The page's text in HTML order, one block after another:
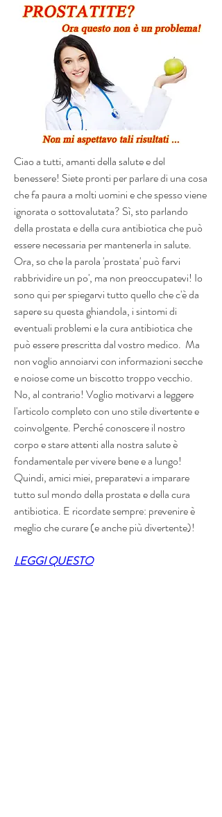
Ciao a tutti, amanti della salute e del
benessere! Siete pronti per parlare di una cosa
che fa paura a molti uomini e che spesso viene
ignorata o sottovalutata? Sì, sto parlando
della prostata e della cura antibiotica che può
essere necessaria per mantenerla in salute.
Ora, so che la parola 'prostata' può farvi
rabbrividire un po', ma non preoccupatevi! Io
sono qui per spiegarvi tutto quello che c'è da
sapere su questa ghiandola, i sintomi di
eventuali problemi e la cura antibiotica che
può essere prescritta dal vostro medico.  Ma
non voglio annoiarvi con informazioni secche
e noiose come un biscotto troppo vecchio.
No, al contrario! Voglio motivarvi a leggere
l'articolo completo con uno stile divertente e
coinvolgente. Perché conoscere il nostro
corpo e stare attenti alla nostra salute è
fondamentale per vivere bene e a lungo!
Quindi, amici miei, preparatevi a imparare
tutto sul mondo della prostata e della cura
antibiotica. E ricordate sempre: prevenire è
meglio che curare (e anche più divertente)!
LEGGI QUESTO